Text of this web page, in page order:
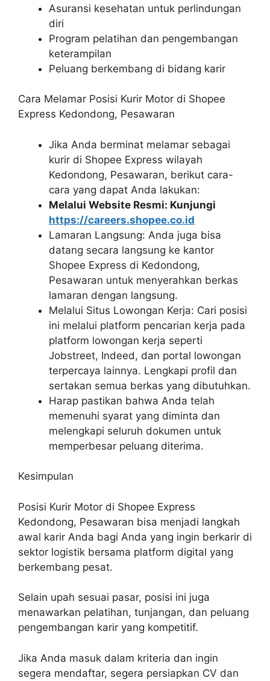
Asuransi kesehatan untuk perlindungan
diri
Program pelatihan dan pengembangan
keterampilan
Peluang berkembang di bidang karir
Cara Melamar Posisi Kurir Motor di Shopee
Express Kedondong, Pesawaran
Jika Anda berminat melamar sebagai
kurir di Shopee Express wilayah
Kedondong, Pesawaran, berikut cara-
cara yang dapat Anda lakukan:
Melalui Website Resmi: Kunjungi
https://careers.shopee.co.id
Lamaran Langsung: Anda juga bisa
datang secara langsung ke kantor
Shopee Express di Kedondong,
Pesawaran untuk menyerahkan berkas
lamaran dengan langsung.
Melalui Situs Lowongan Kerja: Cari posisi
ini melalui platform pencarian kerja pada
platform lowongan kerja seperti
Jobstreet, Indeed, dan portal lowongan
terpercaya lainnya. Lengkapi profil dan
sertakan semua berkas yang dibutuhkan.
Harap pastikan bahwa Anda telah
memenuhi syarat yang diminta dan
melengkapi seluruh dokumen untuk
memperbesar peluang diterima.
Kesimpulan
Posisi Kurir Motor di Shopee Express
Kedondong, Pesawaran bisa menjadi langkah
awal karir Anda bagi Anda yang ingin berkarir di
sektor logistik bersama platform digital yang
berkembang pesat.
Selain upah sesuai pasar, posisi ini juga
menawarkan pelatihan, tunjangan, dan peluang
pengembangan karir yang kompetitif.
Jika Anda masuk dalam kriteria dan ingin
segera mendaftar, segera persiapkan CV dan